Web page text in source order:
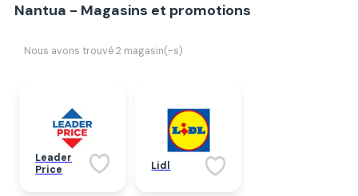
Promoaccro
Nantua - Magasins et promotions
Nous avons trouvé 2 magasin(-s)
Leader
Price
Lidl